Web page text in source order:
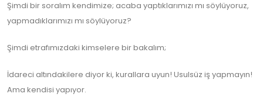
Şimdi bir soralım kendimize; acaba yaptıklarımızı mı söylüyoruz,
yapmadıklarımızı mı söylüyoruz?
Şimdi etrafımızdaki kimselere bir bakalım;
İdareci altındakilere diyor ki, kurallara uyun! Usulsüz iş yapmayın!
Ama kendisi yapıyor.